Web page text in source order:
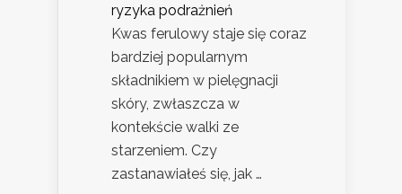
ryzyka podrażnień
Kwas ferulowy staje się coraz
bardziej popularnym
składnikiem w pielęgnacji
skóry, zwłaszcza w
kontekście walki ze
starzeniem. Czy
zastanawiałeś się, jak …